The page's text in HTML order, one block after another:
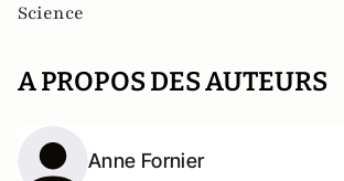
Science
A PROPOS DES AUTEURS
Anne Fornier